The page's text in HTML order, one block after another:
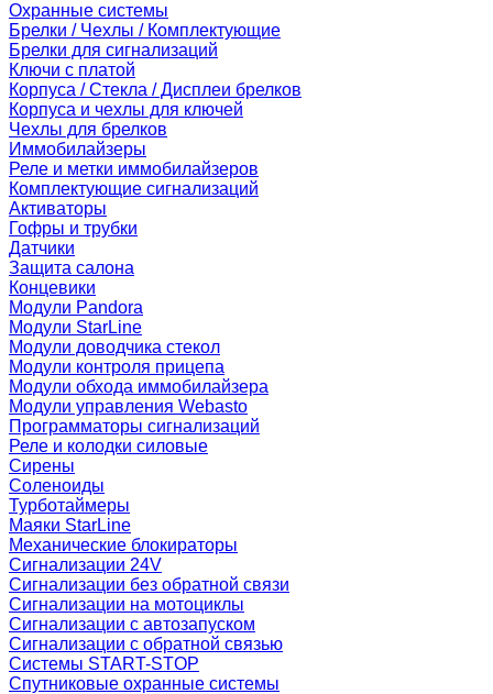
Охранные системы
Брелки / Чехлы / Комплектующие
Брелки для сигнализаций
Ключи с платой
Корпуса / Стекла / Дисплеи брелков
Корпуса и чехлы для ключей
Чехлы для брелков
Иммобилайзеры
Реле и метки иммобилайзеров
Комплектующие сигнализаций
Активаторы
Гофры и трубки
Датчики
Защита салона
Концевики
Модули Pandora
Модули StarLine
Модули доводчика стекол
Модули контроля прицепа
Модули обхода иммобилайзера
Модули управления Webasto
Программаторы сигнализаций
Реле и колодки силовые
Сирены
Соленоиды
Турботаймеры
Маяки StarLine
Механические блокираторы
Сигнализации 24V
Сигнализации без обратной связи
Сигнализации на мотоциклы
Сигнализации с автозапуском
Сигнализации с обратной связью
Системы START-STOP
Спутниковые охранные системы